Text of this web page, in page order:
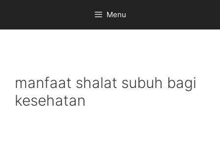
content
Menu
manfaat shalat subuh bagi
kesehatan